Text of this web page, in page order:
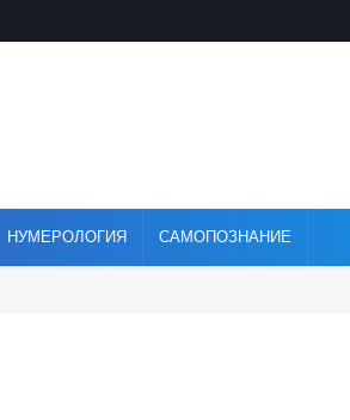
НУМЕРОЛОГИЯ САМОПОЗНАНИЕ